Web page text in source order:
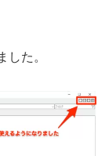
した。